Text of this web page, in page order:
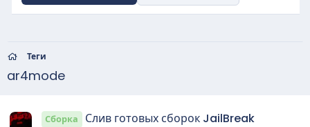
Теги
ar4mode
Сборка Слив готовых сборок JailBreak